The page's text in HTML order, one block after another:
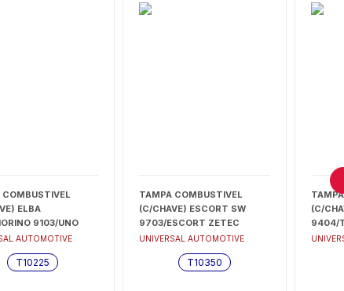
COMBUSTIVEL
ELBA
9103/UNO
01
- T10225
AUTOMOTIVE
T10225
TAMPA COMBUSTIVEL
(C/CHAVE) ESCORT SW
9703/ESCORT ZETEC
9703/FIESTA ESPANHOL 95
UNIVERSAL AUTOMOTIVE
T10350
(C/
9404/
9198/